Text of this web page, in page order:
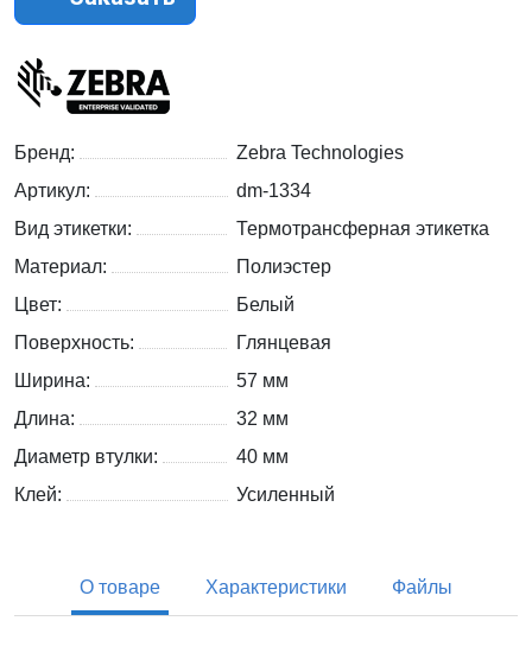
Бренд:
Zebra Technologies
Артикул:
dm-1334
Вид этикетки:
Термотрансферная этикетка
Материал:
Полиэстер
Цвет:
Белый
Поверхность:
Глянцевая
Ширина:
57 мм
Длина:
32 мм
Диаметр втулки:
40 мм
Клей:
Усиленный
О товаре Характеристики Файлы